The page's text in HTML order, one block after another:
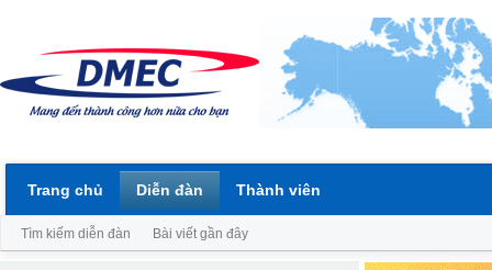
Trang chủ Diễn đàn
Tìm kiếm diễn đàn Bài viết gần đây
Thành viên